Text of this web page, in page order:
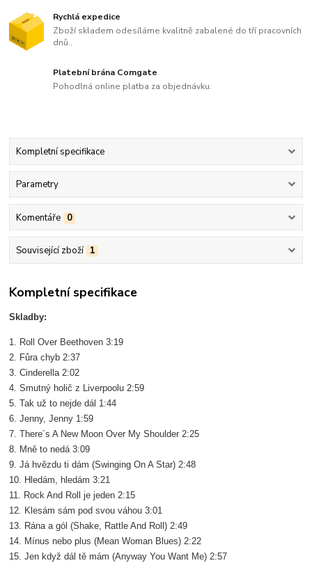
Rychlá expedice
Zboží skladem odesíláme kvalitně zabalené do tří pracovních
dnů..
Platební brána Comgate
Pohodlná online platba za objednávku.
Kompletní specifikace
Parametry
Komentáře 0
Související zboží 1
Kompletní specifikace
Skladby:
1. Roll Over Beethoven 3:19
2. Fůra chyb 2:37
3. Cinderella 2:02
4. Smutný holič z Liverpoolu 2:59
5. Tak už to nejde dál 1:44
6. Jenny, Jenny 1:59
7. There´s A New Moon Over My Shoulder 2:25
8. Mně to nedá 3:09
9. Já hvězdu ti dám (Swinging On A Star) 2:48
10. Hledám, hledám 3:21
11. Rock And Roll je jeden 2:15
12. Klesám sám pod svou váhou 3:01
13. Rána a gól (Shake, Rattle And Roll) 2:49
14. Mínus nebo plus (Mean Woman Blues) 2:22
15. Jen když dál tě mám (Anyway You Want Me) 2:57